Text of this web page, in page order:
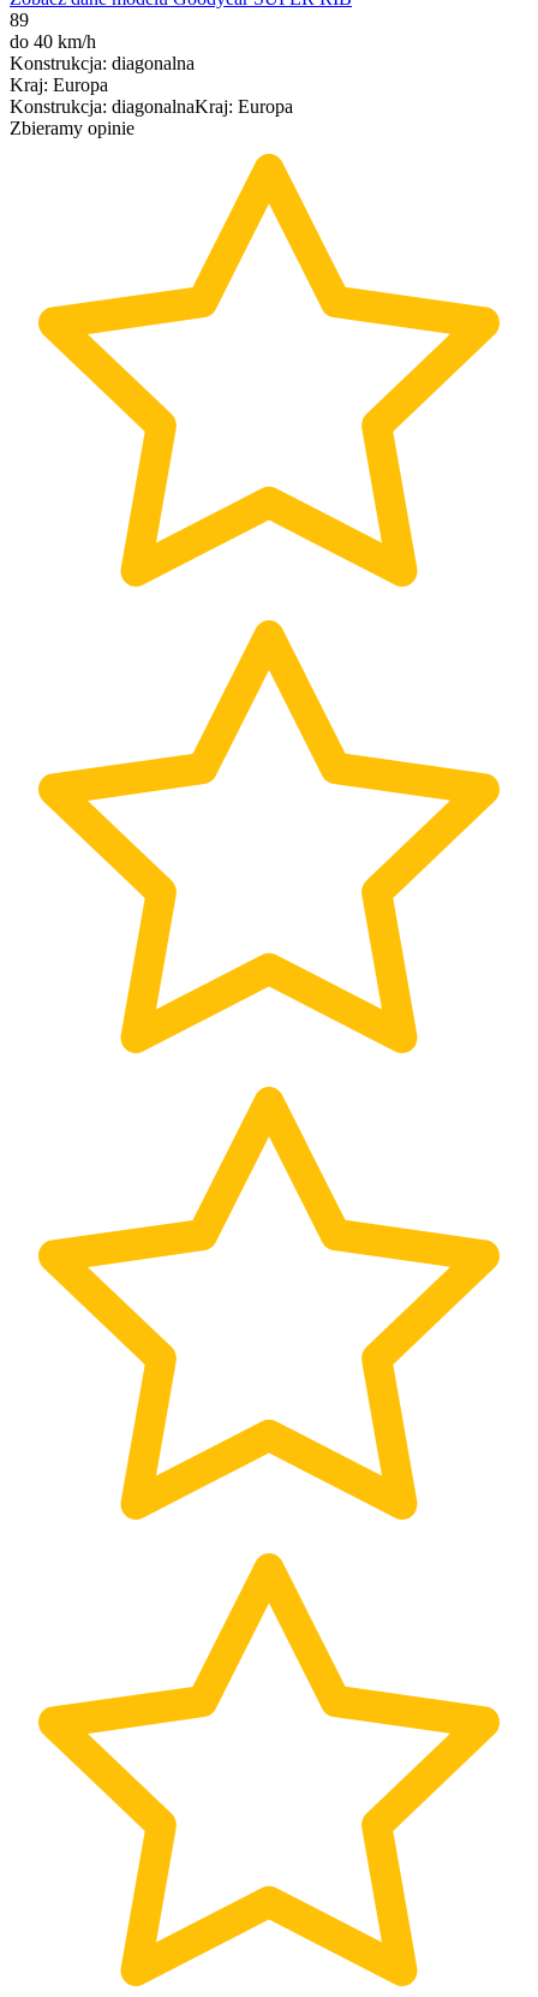
89
do 40 km/h
Konstrukcja: diagonalna
Kraj: Europa
Konstrukcja: diagonalnaKraj: Europa
Zbieramy opinie